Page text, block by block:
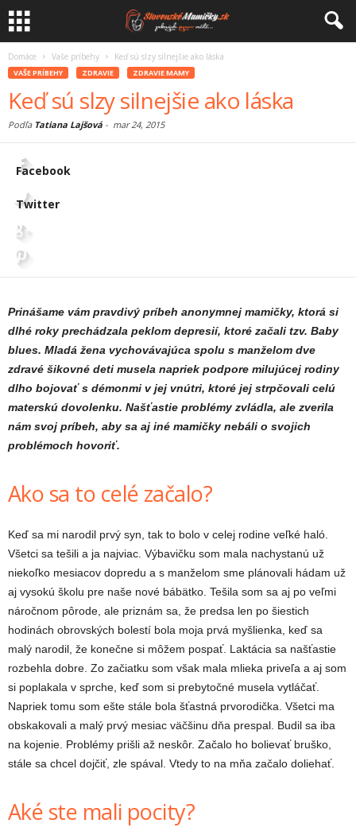
Domáce Vaše príbehy Keď sú slzy silnejšie ako láska
VAŠE PRÍBEHY ZDRAVIE ZDRAVIE MAMY
Keď sú slzy silnejšie ako láska
Podľa Tatiana Lajšová- mar 24, 2015
Facebook
Twitter
Prinášame vám pravdivý príbeh anonymnej mamičky, ktorá si
dlhé roky prechádzala peklom depresií, ktoré začali tzv. Baby
blues. Mladá žena vychovávajúca spolu s manželom dve
zdravé šikovné deti musela napriek podpore milujúcej rodiny
dlho bojovať s démonmi v jej vnútri, ktoré jej strpčovali celú
materskú dovolenku. Našťastie problémy zvládla, ale zverila
nám svoj príbeh, aby sa aj iné mamičky nebáli o svojich
problémoch hovoriť.
Ako sa to celé začalo?
Keď sa mi narodil prvý syn, tak to bolo v celej rodine veľké haló.
Všetci sa tešili a ja najviac. Výbavičku som mala nachystanú už
niekoľko mesiacov dopredu a s manželom sme plánovali hádam už
aj vysokú školu pre naše nové bábätko. Tešila som sa aj po veľmi
náročnom pôrode, ale priznám sa, že predsa len po šiestich
hodinách obrovských bolestí bola moja prvá myšlienka, keď sa
malý narodil, že konečne si môžem pospať. Laktácia sa našťastie
rozbehla dobre. Zo začiatku som však mala mlieka priveľa a aj som
si poplakala v sprche, keď som si prebytočné musela vytláčať.
Napriek tomu som ešte stále bola šťastná prvorodička. Všetci ma
obskakovali a malý prvý mesiac väčšinu dňa prespal. Budil sa iba
na kojenie. Problémy prišli až neskôr. Začalo ho bolievať bruško,
stále sa chcel dojčiť, zle spával. Vtedy to na mňa začalo doliehať.
Aké ste mali pocity?